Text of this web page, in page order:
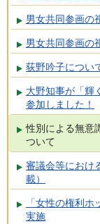
男女共同参画の
男女共同参画の
荻野吟子につい
大野知事が「輝
参加しました！
性別による無意
ついて
審議会等におけ
載）
「女性の権利
実施